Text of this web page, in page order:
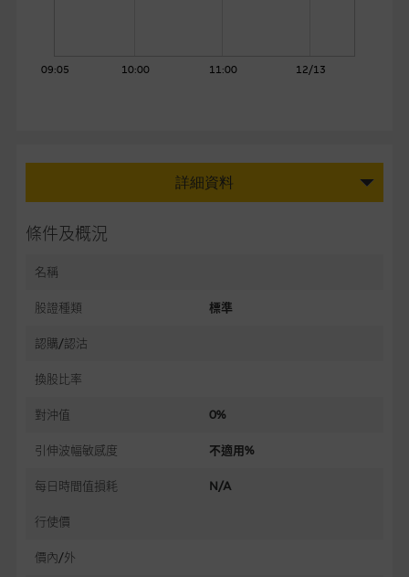
09:05 10:00 11:00 12/13
詳細資料
條件及概況
名稱
股證種類 標準
認購/認沽
換股比率
對沖值 0%
引伸波幅敏感度 不適用%
每日時間值損耗 N/A
行使價
價內/外